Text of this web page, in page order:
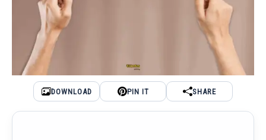
DOWNLOAD PIN IT SHARE